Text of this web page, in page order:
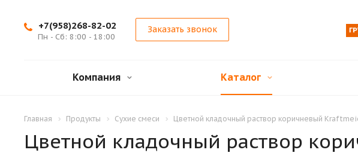
+7(958)268-82-02
Пн - Сб: 8:00 - 18:00
Заказать звонок
Компания Каталог
Главная Продукты Сухие смеси Цветной кладочный раствор коричневый
Цветной кладочный раствор